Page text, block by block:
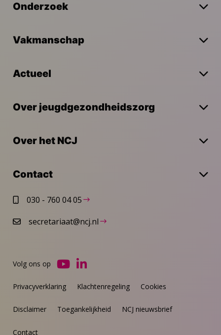
Onderzoek
Vakmanschap
Actueel
Over jeugdgezondheidszorg
Over het NCJ
Contact
030 - 760 04 05
secretariaat@ncj.nl
Privacyverklaring Klachtenregeling Cookies
Disclaimer Toegankelijkheid NCJ nieuwsbrief
Contact
Volg ons op
Ga
YouTube
Ga